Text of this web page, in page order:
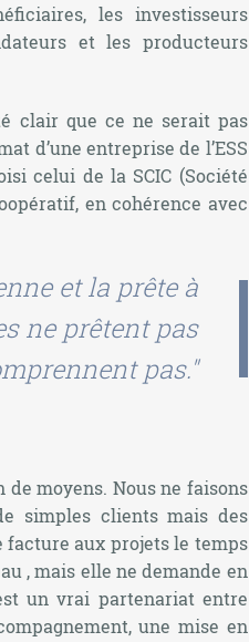
les investisseurs
et les producteurs
clair que ce ne serait pas
d’une entreprise de l’ESS
celui de la SCIC (Société
en cohérence avec
et la prête à
ne prêtent pas
pas."
de moyens. Nous ne faisons
simples clients mais des
facture aux projets le temps
, mais elle ne demande en
un vrai partenariat entre
une mise en